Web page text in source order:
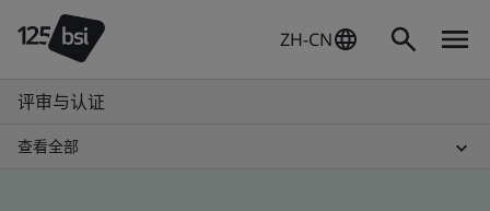
ZH-CN
评审与认证
查看全部